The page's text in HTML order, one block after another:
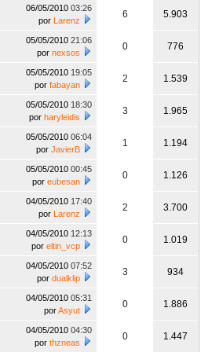
06/05/2010 03:26
por Larenz
6 5.903
05/05/2010 21:06
por nexsos
0 776
05/05/2010 19:05
por fabayan
2 1.539
05/05/2010 18:30
por haryleidis
3 1.965
05/05/2010 06:04
por JavierB
1 1.194
05/05/2010 00:45
por eubesan
0 1.126
04/05/2010 17:40
por Larenz
2 3.700
04/05/2010 12:13
por eltin_vcp
0 1.019
04/05/2010 07:52
por dualklip
3 934
04/05/2010 05:31
porAsyut
0 1.886
04/05/2010 04:30
por thzneas
0 1.447